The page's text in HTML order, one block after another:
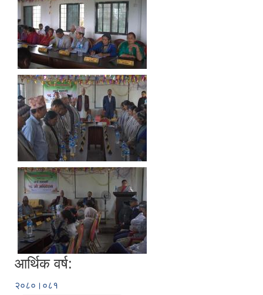
आर्थिक वर्ष:
२०८०।०८१